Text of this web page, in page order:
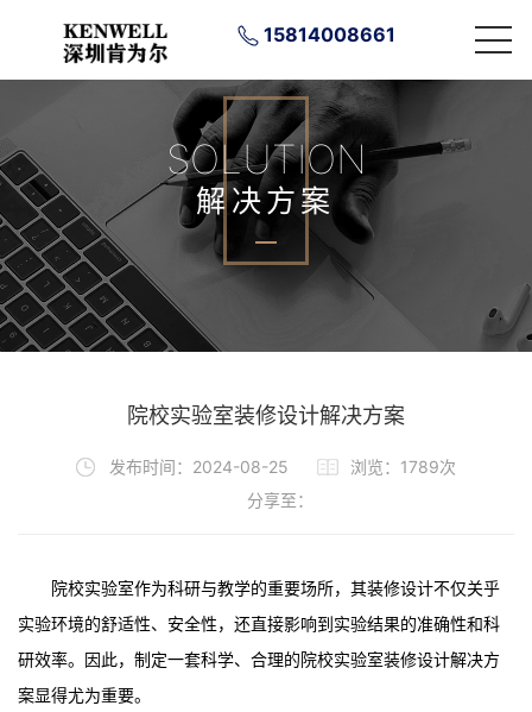
15814008661
SOLUTION
解决方案
院校实验室装修设计解决方案
发布时间：2024-08-25
浏览：1789次
分享至：
院校实验室作为科研与教学的重要场所，其装修设计不仅关乎
实验环境的舒适性、安全性，还直接影响到实验结果的准确性和科
研效率。因此，制定一套科学、合理的院校实验室装修设计解决方
案显得尤为重要。